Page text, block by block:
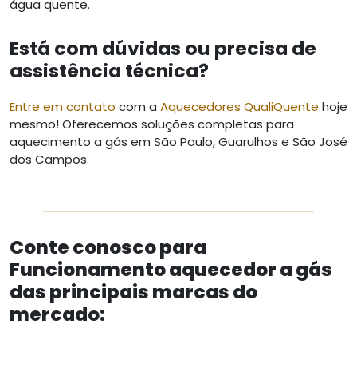
água quente.
Está com dúvidas ou precisa de
assistência técnica?
Entre em contato com a Aquecedores QualiQuente hoje
mesmo! Oferecemos soluções completas para
aquecimento a gás em São Paulo, Guarulhos e São José
dos Campos.
Conte conosco para
Funcionamento aquecedor a gás
das principais marcas do
mercado: